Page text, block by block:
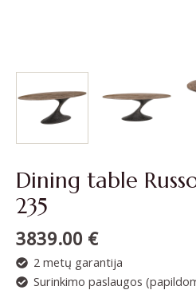
Dining table
235
3839.00 €
2 metų garantija
Surinkimo paslaugos